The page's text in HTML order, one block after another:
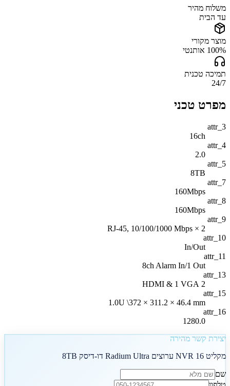
משלוח מהיר
עד הבית
מוצר מקורי
100% אותנטי
תמיכה טכנית
24/7
מפרט טכני
attr_3
16ch
attr_4
2.0
attr_5
8TB
attr_7
160Mbps
attr_8
160Mbps
attr_9
2 × RJ-45, 10/100/1000 Mbps
attr_10
In/Out
attr_11
8ch Alarm In/1 Out
attr_13
2 HDMI & 1 VGA
attr_15
1.0U \372 × 311.2 × 46.4 mm
attr_16
1280.0
יצירת קשר מהירה
מקליט NVR 16 ערוצים Radium Ultra דו-דיסק 8TB
שם